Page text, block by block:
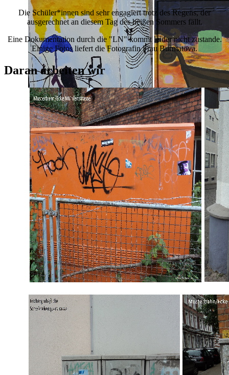
Die Schüler*innen sind sehr engagiert trotz des Regens, der
ausgerechnet an diesem Tag des heißen Sommers fällt.
Eine Dokumentation durch die "LN" kommt leider nicht zustande.
Einige Fotos liefert die Fotografin Frau Burmatova.
Daran arbeiten wir